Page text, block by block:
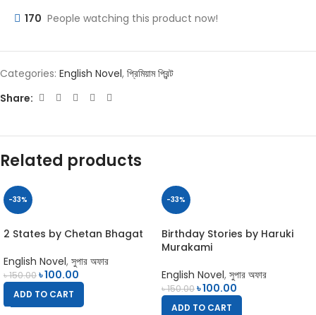
170 People watching this product now!
Categories: English Novel, প্রিমিয়াম প্রিন্ট
Share:
Related products
-33%
2 States by Chetan Bhagat
English Novel, সুপার অফার
৳150.00৳100.00
ADD TO CART
-33%
Birthday Stories by Haruki
Murakami
English Novel, সুপার অফার
৳150.00৳100.00
ADD TO CART